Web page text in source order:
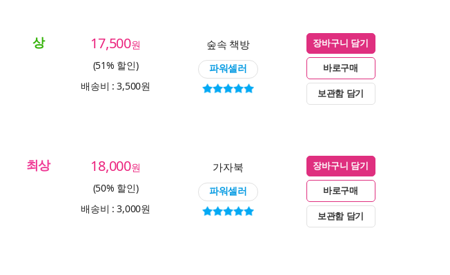
상 17,500원
(51% 할인)
배송비 : 3,500원
숲속 책방
파워셀러
장바구니 담기
바로구매
보관함 담기
최상 18,000원
(50% 할인)
배송비 : 3,000원
가자북
파워셀러
장바구니 담기
바로구매
보관함 담기